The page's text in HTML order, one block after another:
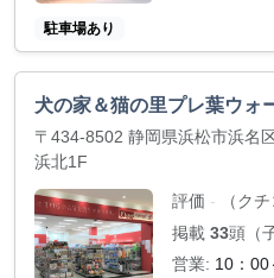
駐車場あり
犬の家＆猫の里プレ葉ウォ
〒434-8502 静岡県浜松市浜名
浜北1F
評価 -
（ク
掲載 33頭（
営業: 10：